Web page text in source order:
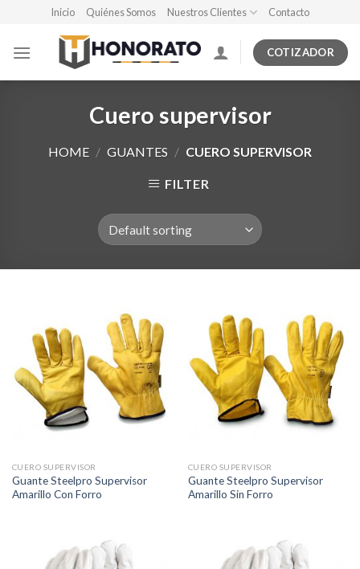
content
Inicio Quiénes Somos Nuestros Clientes Contacto
COTIZADOR
Cuero supervisor
HOME / GUANTES / CUERO SUPERVISOR
FILTER
CUERO SUPERVISOR
Guante Steelpro Supervisor
Amarillo Con Forro
CUERO SUPERVISOR
Guante Steelpro Supervisor
Amarillo Sin Forro